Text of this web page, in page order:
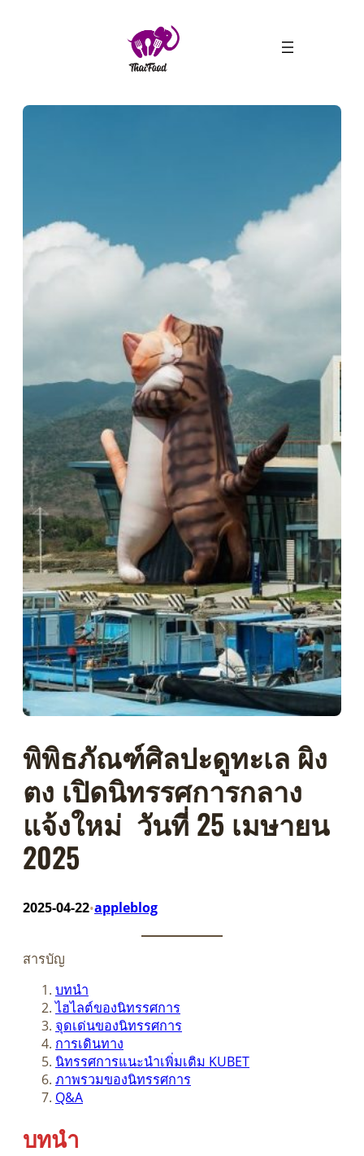
พิพิธภัณฑ์ศิลปะดูทะเล ผิง
ตง เปิดนิทรรศการกลาง
แจ้งใหม่ วันที่ 25 เมษายน
2025
2025-04-22•appleblog
สารบัญ
บทนำ
ไฮไลต์ของนิทรรศการ
จุดเด่นของนิทรรศการ
การเดินทาง
นิทรรศการแนะนำเพิ่มเติม KUBET
ภาพรวมของนิทรรศการ
Q&A
บทนำ